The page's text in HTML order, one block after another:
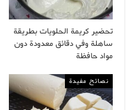
تحضير كريمة الحلويات بطريقة
ساهلة وفي دقائق معدودة دون
مواد حافظة
نصائح مفيدة